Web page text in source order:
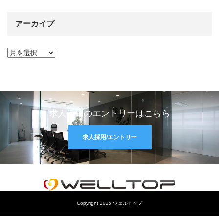
アーカイブ
求人採用のエントリーはこちら
求人採用/エントリー
Copyright 2026 ウェルトップ